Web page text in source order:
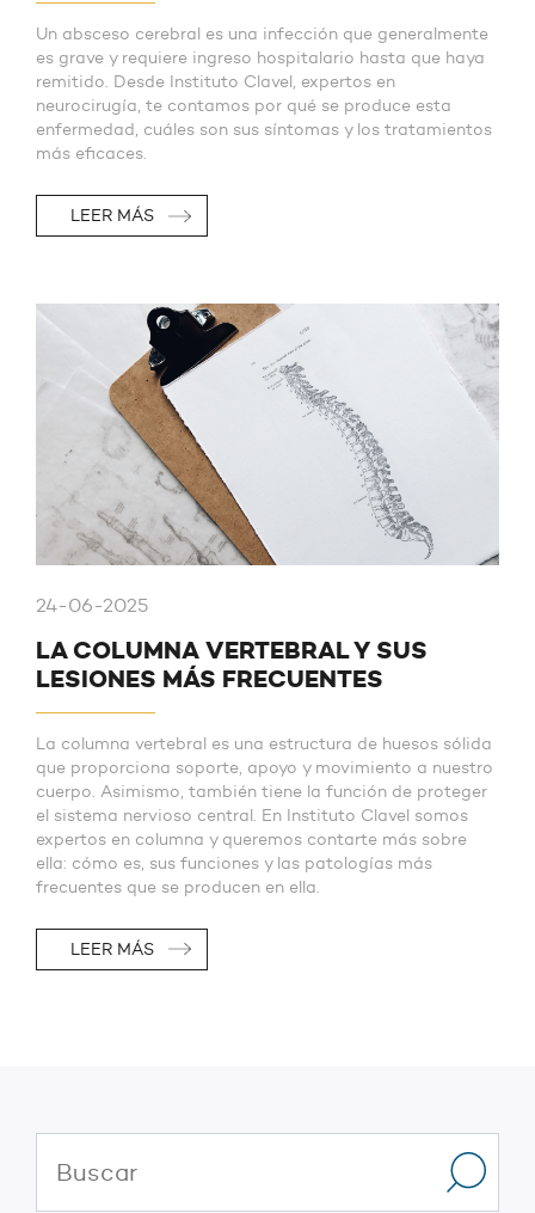
Un absceso cerebral es una infección que generalmente
es grave y requiere ingreso hospitalario hasta que haya
remitido. Desde Instituto Clavel, expertos en
neurocirugía, te contamos por qué se produce esta
enfermedad, cuáles son sus síntomas y los tratamientos
más eficaces.
LEER MÁS
24-06-2025
LA COLUMNA VERTEBRAL Y SUS
LESIONES MÁS FRECUENTES
La columna vertebral es una estructura de huesos sólida
que proporciona soporte, apoyo y movimiento a nuestro
cuerpo. Asimismo, también tiene la función de proteger
el sistema nervioso central. En Instituto Clavel somos
expertos en columna y queremos contarte más sobre
ella: cómo es, sus funciones y las patologías más
frecuentes que se producen en ella.
LEER MÁS